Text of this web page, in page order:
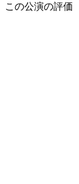
この公演の評価